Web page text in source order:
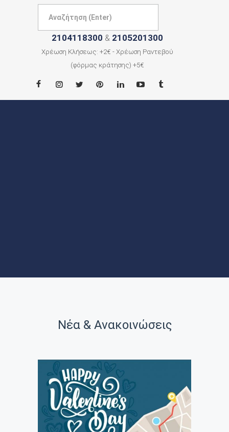
2104118300 & 2105201300
Χρέωση Κλήσεως: +2€ - Χρέωση Ραντεβού
(φόρμας κράτησης) +5€
Νέα & Ανακοινώσεις